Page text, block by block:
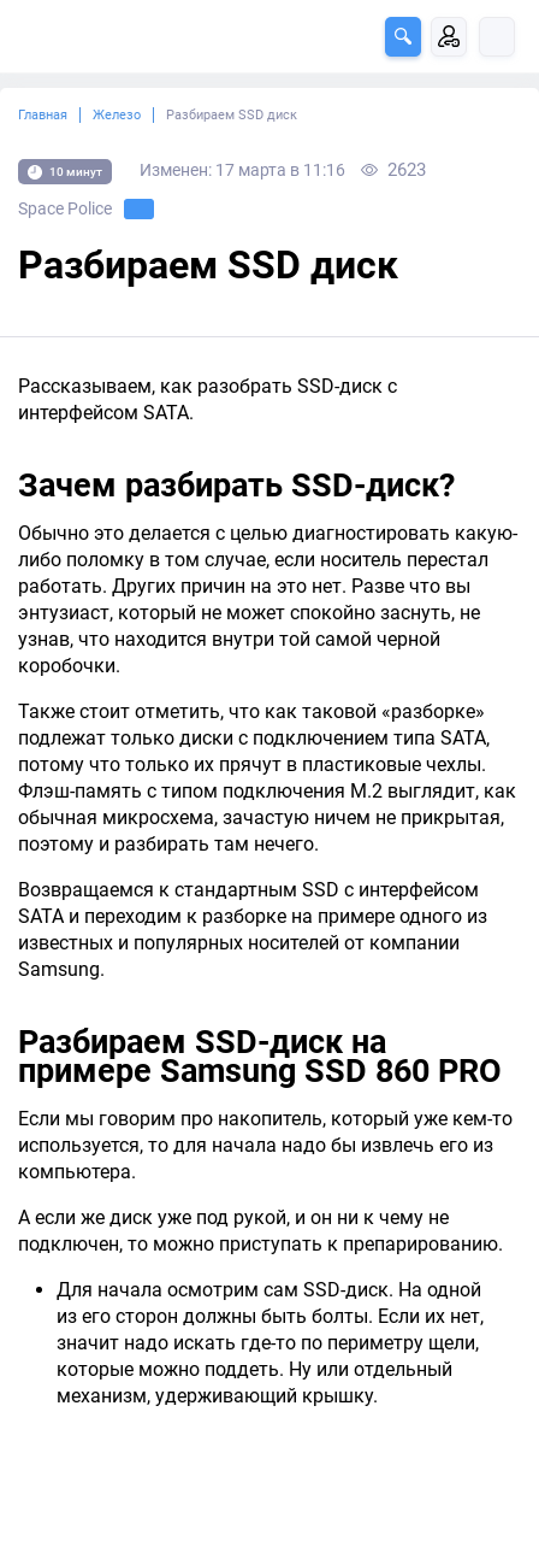
Главная Железо Разбираем SSD диск
10 минут Изменен: 17 марта в 11:16 2623
Space Police
Разбираем SSD диск
Рассказываем, как разобрать SSD-диск с
интерфейсом SATA.
Зачем разбирать SSD-диск?
Обычно это делается с целью диагностировать какую-
либо поломку в том случае, если носитель перестал
работать. Других причин на это нет. Разве что вы
энтузиаст, который не может спокойно заснуть, не
узнав, что находится внутри той самой черной
коробочки.
Также стоит отметить, что как таковой «разборке»
подлежат только диски с подключением типа SATA,
потому что только их прячут в пластиковые чехлы.
Флэш-память с типом подключения M.2 выглядит, как
обычная микросхема, зачастую ничем не прикрытая,
поэтому и разбирать там нечего.
Возвращаемся к стандартным SSD с интерфейсом
SATA и переходим к разборке на примере одного из
известных и популярных носителей от компании
Samsung.
Разбираем SSD-диск на
примере Samsung SSD 860 PRO
Если мы говорим про накопитель, который уже кем-то
используется, то для начала надо бы извлечь его из
компьютера.
А если же диск уже под рукой, и он ни к чему не
подключен, то можно приступать к препарированию.
Для начала осмотрим сам SSD-диск. На одной
из его сторон должны быть болты. Если их нет,
значит надо искать где-то по периметру щели,
которые можно поддеть. Ну или отдельный
механизм, удерживающий крышку.